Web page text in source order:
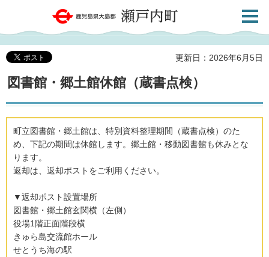
鹿児島県大島郡 瀬戸内町
共通メ
更新日：2026年6月5日
図書館・郷土館休館（蔵書点検）
町立図書館・郷土館は、特別資料整理期間（蔵書点検）のた
め、下記の期間は休館します。郷土館・移動図書館も休みとな
ります。
返却は、返却ポストをご利用ください。
▼返却ポスト設置場所
図書館・郷土館玄関横（左側）
役場1階正面階段横
きゅら島交流館ホール
せとうち海の駅